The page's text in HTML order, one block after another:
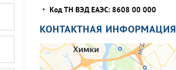
Код ТН ВЭД ЕАЭС: 8608 00 000
КОНТАКТНАЯ ИНФОРМАЦИЯ